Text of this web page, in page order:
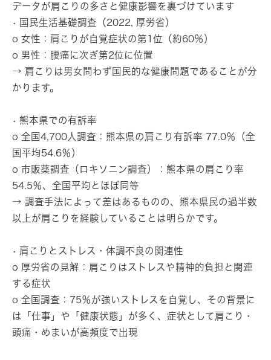
データが肩こりの多さと健康影響を裏づけています
• 国民生活基礎調査（2022, 厚労省）
o 女性：肩こりが自覚症状の第1位（約60％）
o 男性：腰痛に次ぎ第2位に位置
→ 肩こりは男女問わず国民的な健康問題であることが分
かります。
• 熊本県での有訴率
o 全国4,700人調査：熊本県の肩こり有訴率 77.0％（全
国平均54.6％）
o 市販薬調査（ロキソニン調査）：熊本県の肩こり率
54.5％、全国平均とほぼ同等
→ 調査手法によって差はあるものの、熊本県民の過半数
以上が肩こりを経験していることは明らかです。
• 肩こりとストレス・体調不良の関連性
o 厚労省の見解：肩こりはストレスや精神的負担と関連
する症状
o 全国調査：75％が強いストレスを自覚し、その背景に
は「仕事」や「健康状態」が多く、症状として肩こり・
頭痛・めまいが高頻度で出現